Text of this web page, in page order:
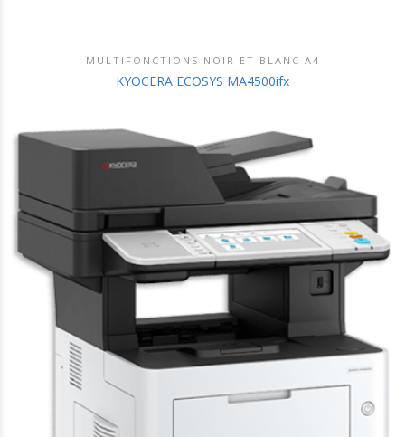
DÉCOUVRIR CE PRODUIT
MULTIFONCTIONS NOIR ET BLANC A4
KYOCERA ECOSYS MA4500ifx